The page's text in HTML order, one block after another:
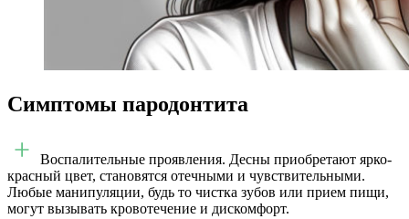
Симптомы пародонтита
Воспалительные проявления. Десны приобретают ярко-
красный цвет, становятся отечными и чувствительными.
Любые манипуляции, будь то чистка зубов или прием пищи,
могут вызывать кровотечение и дискомфорт.